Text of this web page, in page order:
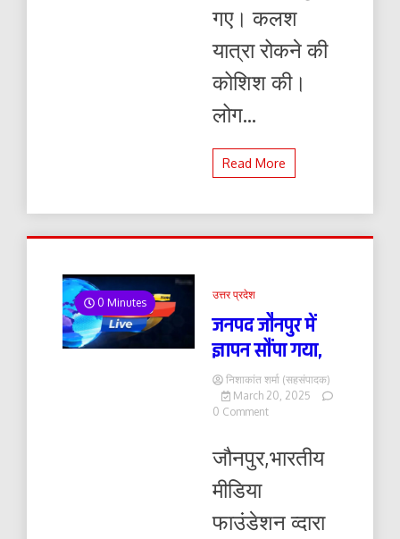
गए। कलश
यात्रा रोकने की
कोशिश की।
लोग...
Read More
0 Minutes
उत्तर प्रदेश
जनपद जौनपुर में
ज्ञापन सौंपा गया,
निशाकांत शर्मा (सहसंपादक)
March 20, 2025
0 Commenton
में
जौनपुर,भारतीय
मीडिया
फाउंडेशन व्दारा